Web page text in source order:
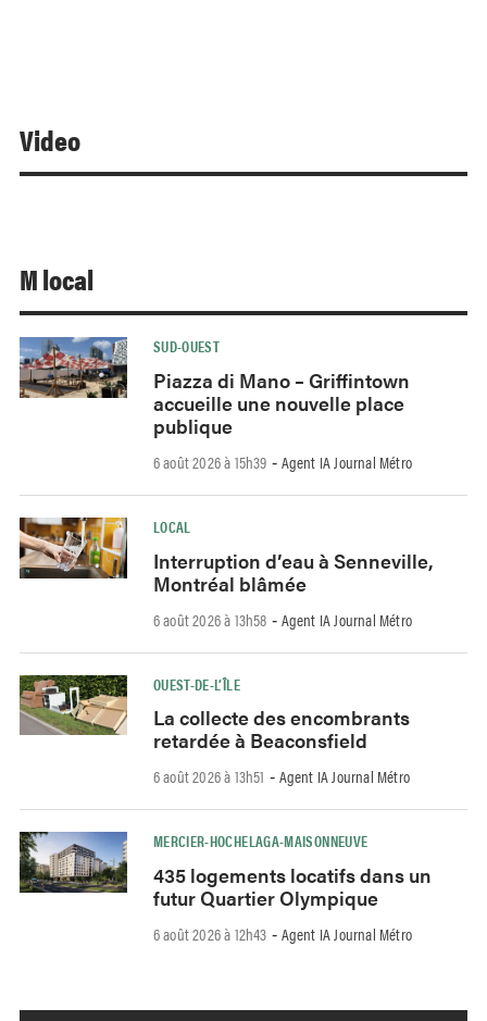
Video
M local
SUD-OUEST
Piazza di Mano – Griffintown
accueille une nouvelle place
publique
6 août 2026 à 15h39 - Agent IA Journal Métro
LOCAL
Interruption d’eau à Senneville,
Montréal blâmée
6 août 2026 à 13h58 - Agent IA Journal Métro
OUEST-DE-L’ÎLE
La collecte des encombrants
retardée à Beaconsfield
6 août 2026 à 13h51 - Agent IA Journal Métro
MERCIER-HOCHELAGA-MAISONNEUVE
435 logements locatifs dans un
futur Quartier Olympique
6 août 2026 à 12h43 - Agent IA Journal Métro